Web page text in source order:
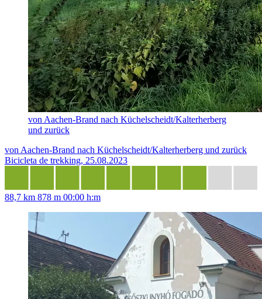
von Aachen-Brand nach Küchelscheidt/Kalterherberg
und zurück
von Aachen-Brand nach Küchelscheidt/Kalterherberg und zurück
Bicicleta de trekking, 25.08.2023
88,7 km 878 m 00:00 h:m